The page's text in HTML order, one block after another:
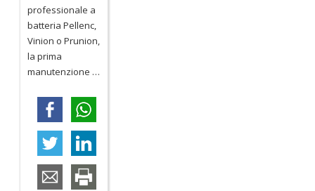
professionale a
batteria Pellenc,
Vinion o Prunion,
la prima
manutenzione …